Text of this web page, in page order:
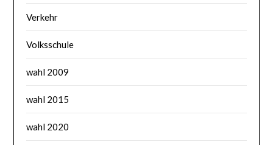
Verkehr
Volksschule
wahl 2009
wahl 2015
wahl 2020